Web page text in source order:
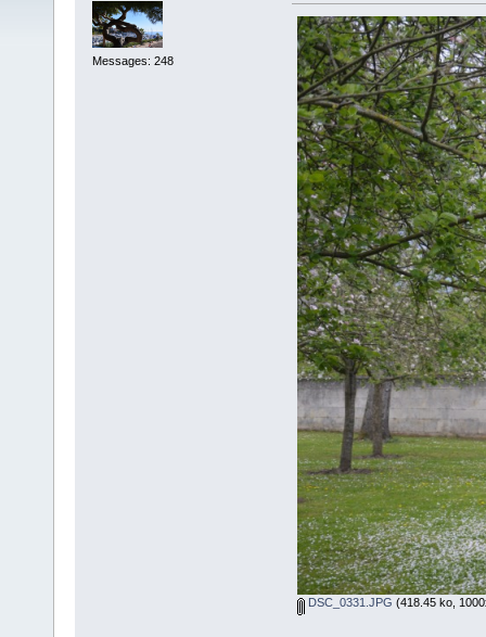
Messages: 248
DSC_0331.JPG (418.45 ko,